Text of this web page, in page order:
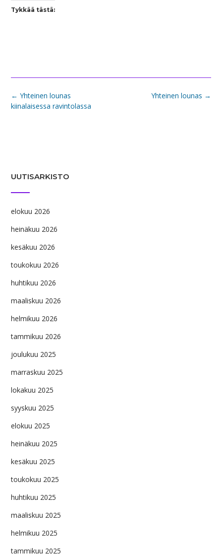
Tykkää tästä:
Post
navigation
Yhteinen lounas →
← Yhteinen lounas
kiinalaisessa ravintolassa
UUTISARKISTO
elokuu 2026
heinäkuu 2026
kesäkuu 2026
toukokuu 2026
huhtikuu 2026
maaliskuu 2026
helmikuu 2026
tammikuu 2026
joulukuu 2025
marraskuu 2025
lokakuu 2025
syyskuu 2025
elokuu 2025
heinäkuu 2025
kesäkuu 2025
toukokuu 2025
huhtikuu 2025
maaliskuu 2025
helmikuu 2025
tammikuu 2025